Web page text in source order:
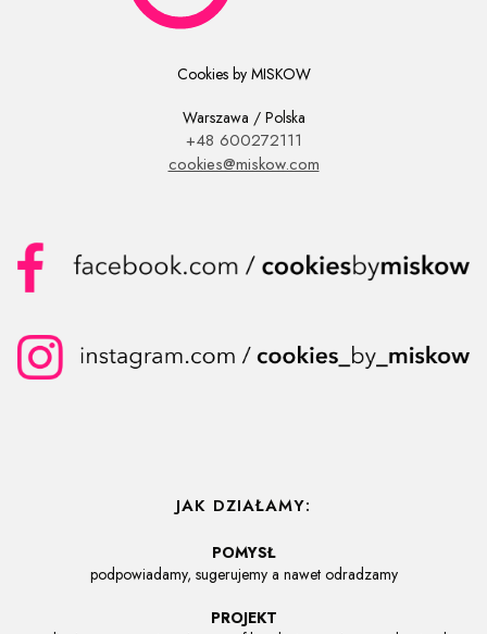
Cookies by MISKOW
Warszawa / Polska
+48 600272111
cookies@miskow.com
JAK DZIAŁAMY:
POMYSŁ
podpowiadamy, sugerujemy a nawet odradzamy
PROJEKT